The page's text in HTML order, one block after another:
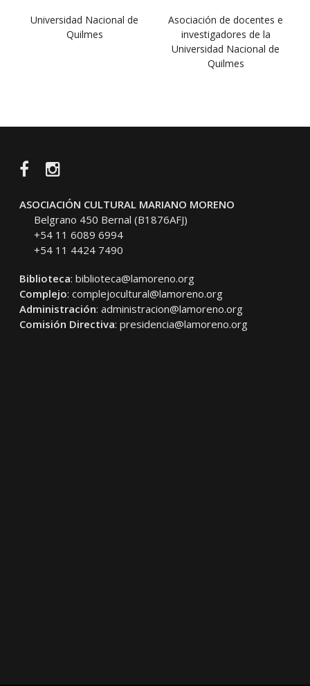
Universidad Nacional de
Quilmes
Asociación de docentes e
investigadores de la
Universidad Nacional de
Quilmes
FacebookInstagram
ASOCIACIÓN CULTURAL MARIANO MORENO
Belgrano 450 Bernal (B1876AFJ)
+54 11 6089 6994
+54 11 4424 7490
Biblioteca: biblioteca@lamoreno.org
Complejo: complejocultural@lamoreno.org
Administración: administracion@lamoreno.org
Comisión Directiva: presidencia@lamoreno.org